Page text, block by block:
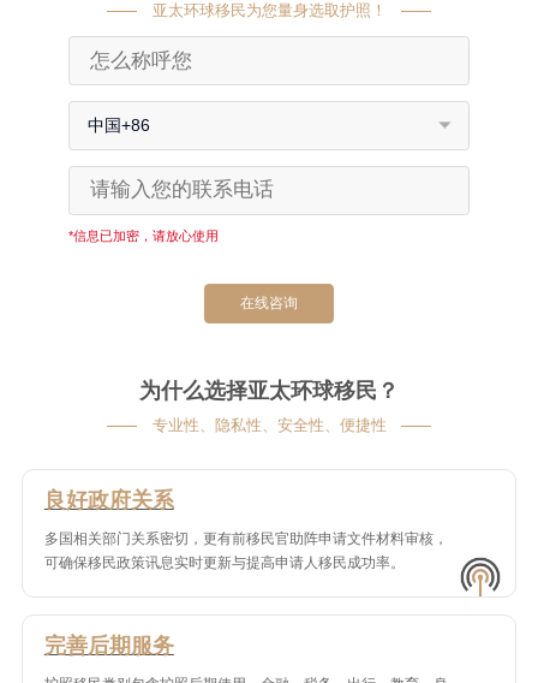
亚太环球移民为您量身选取护照！
中国+86
*信息已加密，请放心使用
在线咨询
为什么选择亚太环球移民？
专业性、隐私性、安全性、便捷性
良好政府关系
多国相关部门关系密切，更有前移民官助阵申请文件材料审核，
可确保移民政策讯息实时更新与提高申请人移民成功率。
完善后期服务